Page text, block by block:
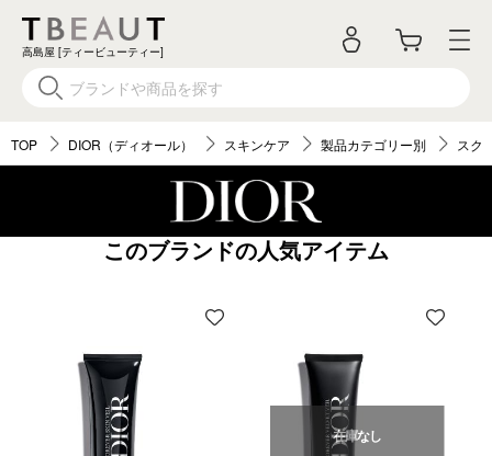
高島屋 [ティービューティー]
TOP DIOR（ディオール） スキンケア 製品カテゴリー別 スク
このブランドの人気アイテム
在庫なし